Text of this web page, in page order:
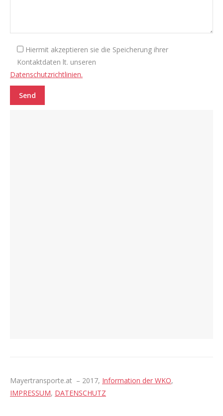
Hiermit akzeptieren sie die Speicherung ihrer
Kontaktdaten lt. unseren
Datenschutzrichtlinien.
Mayertransporte.at – 2017, Information der WKO,
IMPRESSUM, DATENSCHUTZ